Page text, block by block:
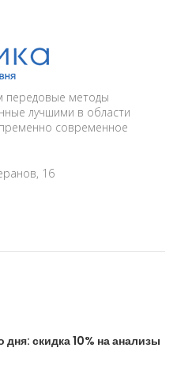
передовые методы
лучшими в области
современное
16
скидка 10% на анализы